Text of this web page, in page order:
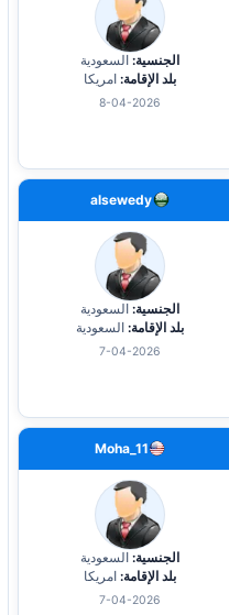
الجنسية: السعودية
بلد الإقامة: امريكا
8-04-2026
alsewedy
الجنسية: السعودية
بلد الإقامة: السعودية
7-04-2026
Moha_11
الجنسية: السعودية
بلد الإقامة: امريكا
7-04-2026